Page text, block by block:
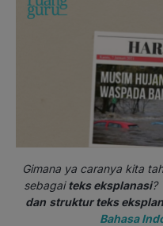
Gimana ya caranya kita
sebagaiteks eksplanasi?
dan struktur teks
Bahasa